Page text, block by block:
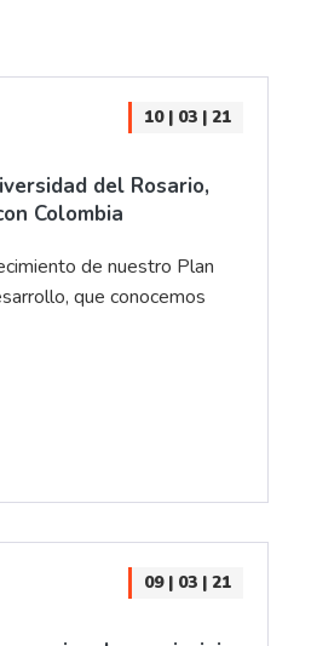
10 | 03 | 21
del Rosario,
Colombia
de nuestro Plan
que conocemos
09 | 03 | 21